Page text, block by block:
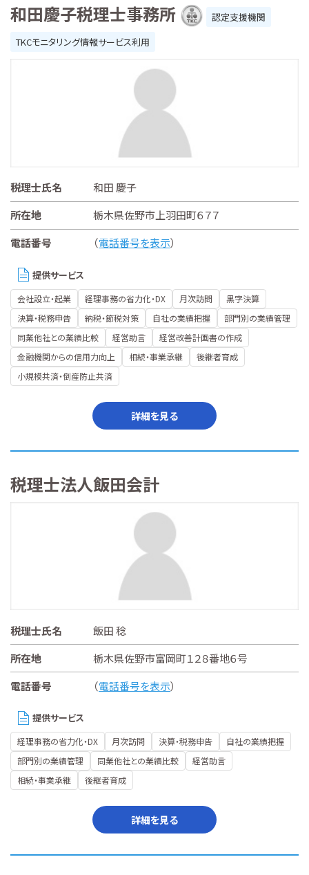
和田慶子税理士事務所
認定支援機関
TKCモニタリング情報サービス利用
税理士氏名
和田 慶子
所在地
栃木県佐野市上羽田町６７７
電話番号
（電話番号を表示）
提供サービス
会社設立・起業 経理事務の省力化・DX 月次訪問
黒字決算
決算・税務申告
納税・節税対策 自社の業績把握
部門別の業績管理
同業他社との業績比較
経営助言
経営改善計画書の作成
金融機関からの信用力向上
相続・事業承継
後継者育成
小規模共済・倒産防止共済
詳細を見る
税理士法人飯田会計
税理士氏名
飯田 稔
所在地
栃木県佐野市富岡町１２８番地６号
電話番号
（電話番号を表示）
提供サービス
経理事務の省力化・DX 月次訪問 決算・税務申告
自社の業績把握
部門別の業績管理
同業他社との業績比較
経営助言
相続・事業承継
後継者育成
詳細を見る